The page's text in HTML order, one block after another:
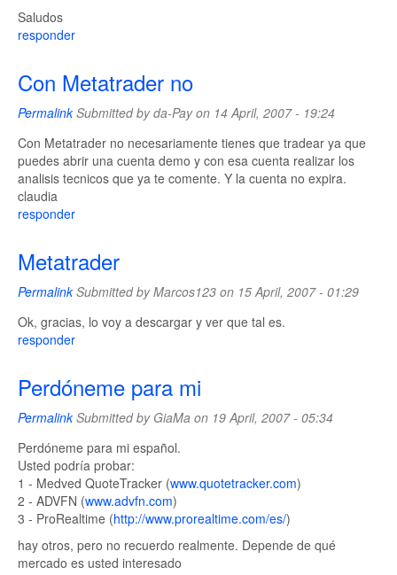
Saludos
responder
Con Metatrader no
PermalinkSubmitted byda-Payon 14 April, 2007 - 19:24
Con Metatrader no necesariamente tienes que tradear ya que
puedes abrir una cuenta demo y con esa cuenta realizar los
analisis tecnicos que ya te comente. Y la cuenta no expira.
claudia
responder
Metatrader
PermalinkSubmitted byMarcos123 on 15 April, 2007 - 01:29
Ok, gracias, lo voy a descargar y ver que tal es.
responder
Perdóneme para mi
PermalinkSubmitted by GiaMa on 19 April, 2007 - 05:34
Perdóneme para mi español.
Usted podría probar:
1 - Medved QuoteTracker (www.quotetracker.com)
2 - ADVFN (www.advfn.com)
3 - ProRealtime (http://www.prorealtime.com/es/)
hay otros, pero no recuerdo realmente. Depende de qué
mercado es usted interesado